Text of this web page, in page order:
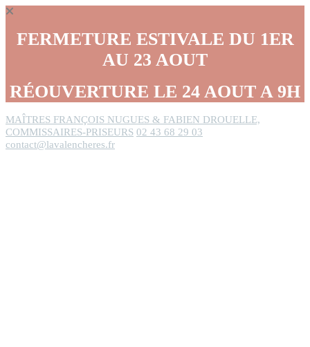
FERMETURE ESTIVALE DU 1ER
AU 23 AOUT
RÉOUVERTURE LE 24 AOUT A 9H
MAÎTRES FRANÇOIS NUGUES & FABIEN DROUELLE,
COMMISSAIRES-PRISEURS 02 43 68 29 03
contact@lavalencheres.fr
Panneau de gestion des cookies